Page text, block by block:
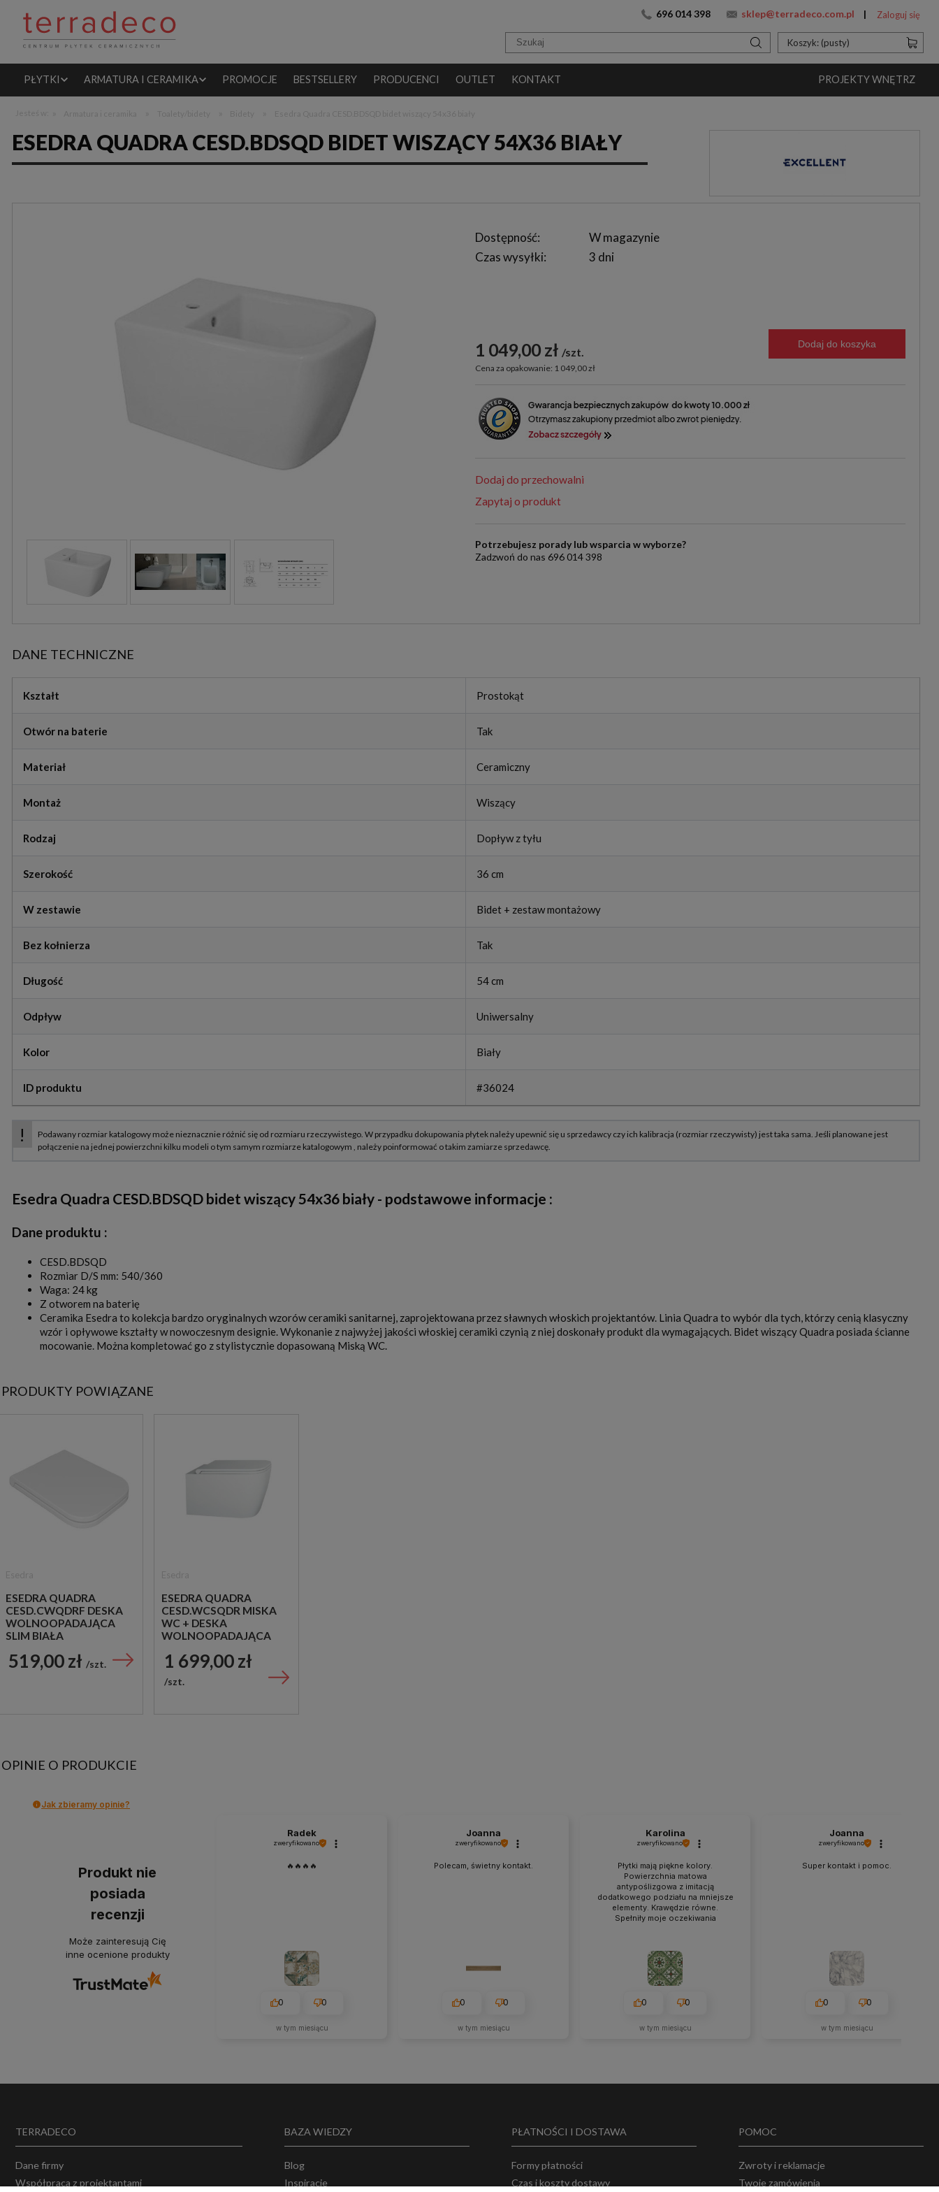
696 014 398 sklep@terradeco.com.pl Zaloguj się
Koszyk: (pusty)
PŁYTKI ARMATURA I CERAMIKA PROMOCJE BESTSELLERY PRODUCENCI OUTLET KONTAKT PROJEKTY WNĘTRZ
ESEDRA QUADRA CESD.BDSQD BIDET WISZĄCY 54X36 BIAŁY
Dostępność:
W magazynie
Czas wysyłki:
3 dni
1 049,00 zł szt.
Cena za opakowanie: 1 049,00 zł
Dodaj do koszyka
Dodaj do przechowalni
Zapytaj o produkt
Potrzebujesz porady lub wsparcia w wyborze?
Zadzwoń do nas 696 014 398
DANE TECHNICZNE
Kształt Prostokąt
Otwór na baterie Tak
Materiał Ceramiczny
Montaż Wiszący
Rodzaj Dopływ z tyłu
Szerokość 36 cm
W zestawie Bidet + zestaw montażowy
Bez kołnierza Tak
Długość 54 cm
Odpływ Uniwersalny
Kolor Biały
ID produktu #36024
Esedra Quadra CESD.BDSQD bidet wiszący 54x36 biały - podstawowe informacje :
Dane produktu :
CESD.BDSQD
Rozmiar D/S mm: 540/360
Waga: 24 kg
Z otworem na baterię
Ceramika Esedra to kolekcja bardzo oryginalnych wzorów ceramiki sanitarnej, zaprojektowana przez sławnych włoskich projektantów. Linia Quadra to wybór dla tych, którzy cenią klasyczny
wzór i opływowe kształty w nowoczesnym designie. Wykonanie z najwyżej jakości włoskiej ceramiki czynią z niej doskonały produkt dla wymagających. Bidet wiszący Quadra posiada ścianne
mocowanie. Można kompletować go z stylistycznie dopasowaną Miską WC.
PRODUKTY POWIĄZANE
ESEDRA QUADRA
CESD.CWQDRF DESKA
WOLNOOPADAJĄCA
SLIM BIAŁA
519,00 zł szt.
ESEDRA QUADRA
CESD.WCSQDR MISKA
WC + DESKA
WOLNOOPADAJĄCA
1 699,00 zł
szt.
OPINIE O PRODUKCIE
Jak zbieramy opinie?
Produkt nie
posiada
recenzji
Może zainteresują Cię
inne ocenione produkty
Radek
zweryfikowano
🔥🔥🔥🔥
0 0
w tym miesiącu
Joanna
zweryfikowano
Polecam, świetny kontakt.
0 0
w tym miesiącu
Karolina
zweryfikowano
Płytki mają piękne kolory.
Powierzchnia matowa
antypoślizgowa z imitacją
dodatkowego podziału na mniejsze
elementy. Krawędzie równe.
Spełniły moje oczekiwania
0 0
w tym miesiącu
Joanna
zweryfikowano
Super kontakt i pomoc.
0 0
w tym miesiącu
TERRADECO
Dane firmy
Współpraca z projektantami
BAZA WIEDZY
Blog
Inspiracje
PŁATNOŚCI I DOSTAWA
Formy płatności
Czas i koszty dostawy
POMOC
Zwroty i reklamacje
Twoje zamówienia